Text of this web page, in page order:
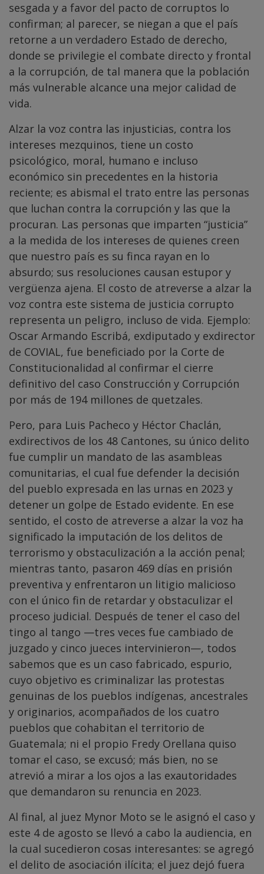
sesgada y a favor del pacto de corruptos lo
confirman; al parecer, se niegan a que el país
retorne a un verdadero Estado de derecho,
donde se privilegie el combate directo y frontal
a la corrupción, de tal manera que la población
más vulnerable alcance una mejor calidad de
vida.
Alzar la voz contra las injusticias, contra los
intereses mezquinos, tiene un costo
psicológico, moral, humano e incluso
económico sin precedentes en la historia
reciente; es abismal el trato entre las personas
que luchan contra la corrupción y las que la
procuran. Las personas que imparten “justicia”
a la medida de los intereses de quienes creen
que nuestro país es su finca rayan en lo
absurdo; sus resoluciones causan estupor y
vergüenza ajena. El costo de atreverse a alzar la
voz contra este sistema de justicia corrupto
representa un peligro, incluso de vida. Ejemplo:
Oscar Armando Escribá, exdiputado y exdirector
de COVIAL, fue beneficiado por la Corte de
Constitucionalidad al confirmar el cierre
definitivo del caso Construcción y Corrupción
por más de 194 millones de quetzales.
Pero, para Luis Pacheco y Héctor Chaclán,
exdirectivos de los 48 Cantones, su único delito
fue cumplir un mandato de las asambleas
comunitarias, el cual fue defender la decisión
del pueblo expresada en las urnas en 2023 y
detener un golpe de Estado evidente. En ese
sentido, el costo de atreverse a alzar la voz ha
significado la imputación de los delitos de
terrorismo y obstaculización a la acción penal;
mientras tanto, pasaron 469 días en prisión
preventiva y enfrentaron un litigio malicioso
con el único fin de retardar y obstaculizar el
proceso judicial. Después de tener el caso del
tingo al tango —tres veces fue cambiado de
juzgado y cinco jueces intervinieron—, todos
sabemos que es un caso fabricado, espurio,
cuyo objetivo es criminalizar las protestas
genuinas de los pueblos indígenas, ancestrales
y originarios, acompañados de los cuatro
pueblos que cohabitan el territorio de
Guatemala; ni el propio Fredy Orellana quiso
tomar el caso, se excusó; más bien, no se
atrevió a mirar a los ojos a las exautoridades
que demandaron su renuncia en 2023.
Al final, al juez Mynor Moto se le asignó el caso y
este 4 de agosto se llevó a cabo la audiencia, en
la cual sucedieron cosas interesantes: se agregó
el delito de asociación ilícita; el juez dejó fuera